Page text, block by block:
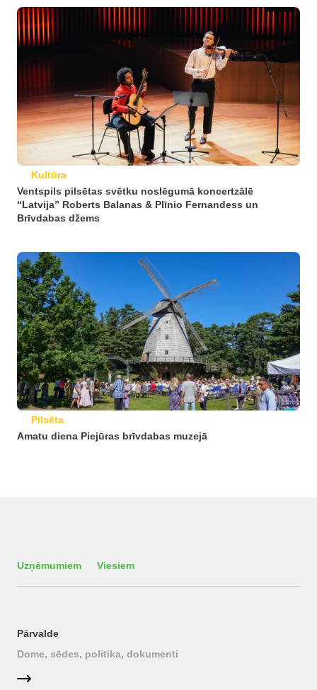
Kultūra
Ventspils pilsētas svētku noslēgumā koncertzālē
“Latvija” Roberts Balanas & Plīnio Fernandess un
Brīvdabas džems
Pilsēta
Amatu diena Piejūras brīvdabas muzejā
Uzņēmumiem Viesiem
Pārvalde
Dome, sēdes, politika, dokumenti